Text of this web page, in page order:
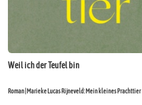
Weil ich der Teufel bin
Roman | Marieke Lucas Rijneveld: Mein kleines Prachttier